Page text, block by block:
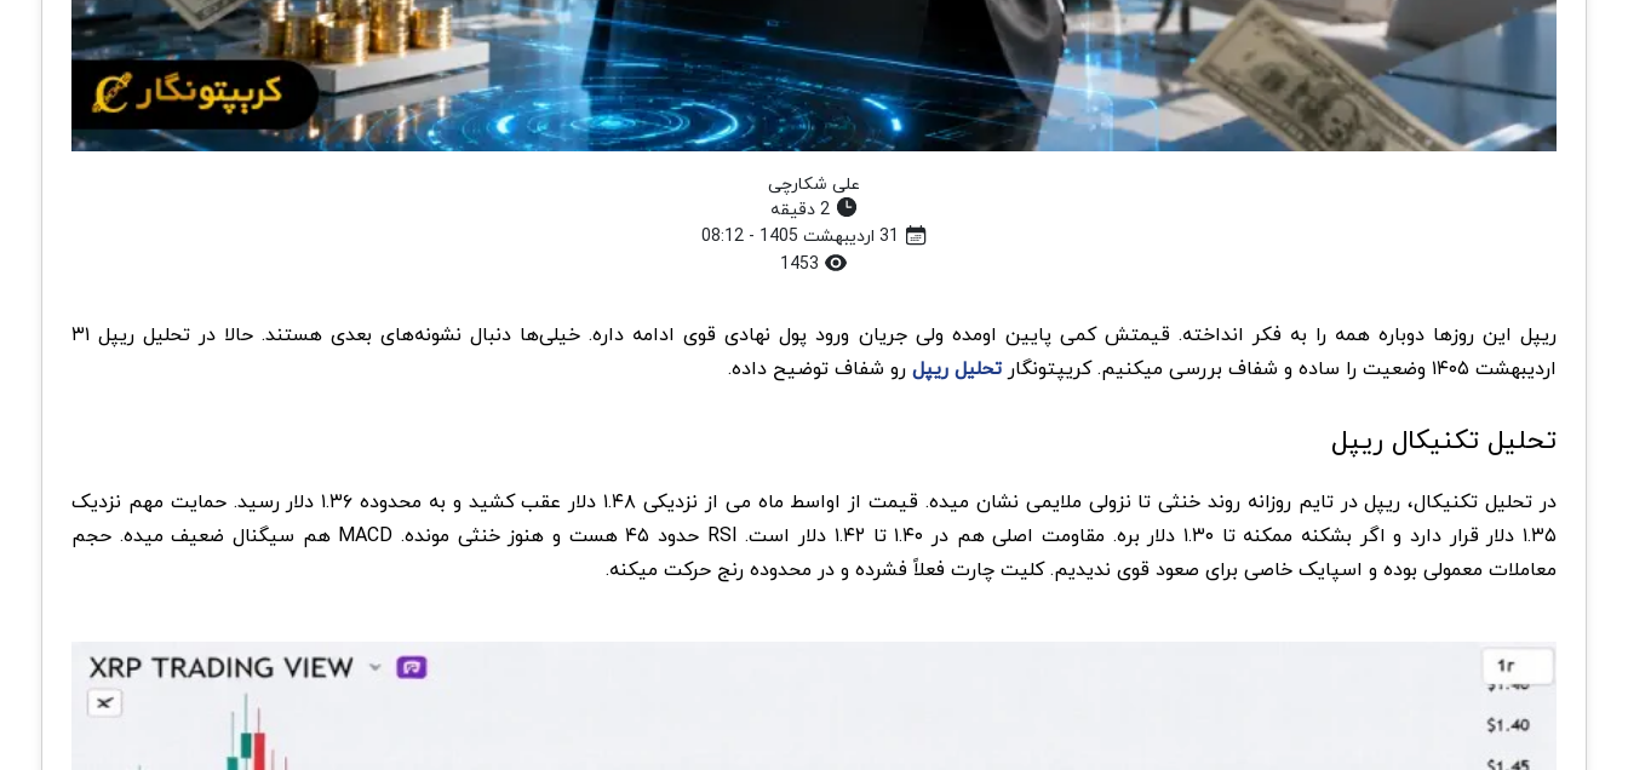
علی شکارچی
2 دقیقه
ریپل این روزها دوباره همه را به فکر انداخته. قیمتش کمی پایین اومده ولی جریان ورود پول نهادی قوی ادامه داره. خیلی‌ها دنبال نشونه‌های بعدی هستند. حالا در تحلیل ریپل ۳۱
اردیبهشت ۱۴۰۵ وضعیت را ساده و شفاف بررسی میکنیم. کریپتونگار
تحلیل ریپلرو شفاف توضیح داده.
تحلیل تکنیکال ریپل
در تحلیل تکنیکال، ریپل در تایم روزانه روند خنثی تا نزولی ملایمی نشان میده. قیمت از اواسط ماه می از نزدیکی ۱.۴۸ دلار عقب کشید و به محدوده ۱.۳۶ دلار رسید. حمایت مهم نزدیک
۱.۳۵ دلار قرار دارد و اگر بشکنه ممکنه تا ۱.۳۰ دلار بره. مقاومت اصلی هم در ۱.۴۰ تا ۱.۴۲ دلار است. RSI حدود ۴۵ هست و هنوز خنثی مونده. MACD هم سیگنال ضعیف میده. حجم
معاملات معمولی بوده و اسپایک خاصی برای صعود قوی ندیدیم. کلیت چارت فعلاً فشرده و در محدوده رنج حرکت میکنه.